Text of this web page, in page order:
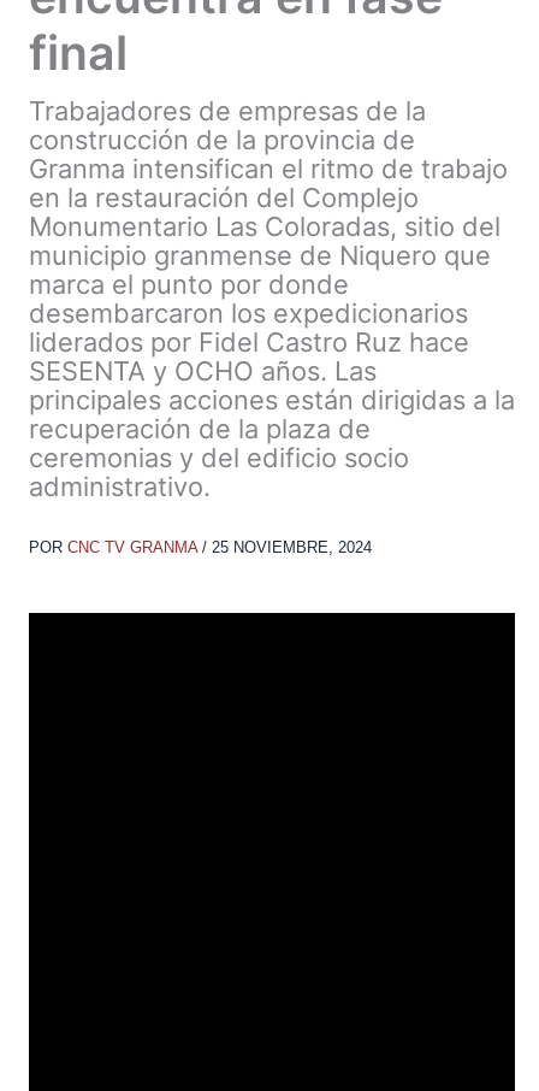
final
Trabajadores de empresas de la
construcción de la provincia de
Granma intensifican el ritmo de trabajo
en la restauración del Complejo
Monumentario Las Coloradas, sitio del
municipio granmense de Niquero que
marca el punto por donde
desembarcaron los expedicionarios
liderados por Fidel Castro Ruz hace
SESENTA y OCHO años. Las
principales acciones están dirigidas a la
recuperación de la plaza de
ceremonias y del edificio socio
administrativo.
POR CNC TV GRANMA / 25 NOVIEMBRE, 2024